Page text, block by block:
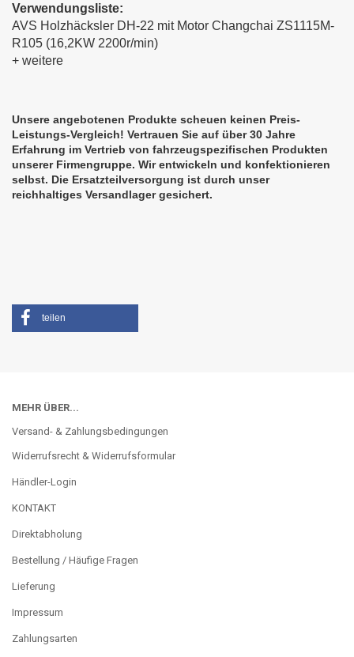
Verwendungsliste:
AVS Holzhäcksler DH-22 mit Motor Changchai ZS1115M-
R105 (16,2KW 2200r/min)
+ weitere
Unsere angebotenen Produkte scheuen keinen Preis-
Leistungs-Vergleich! Vertrauen Sie auf über 30 Jahre
Erfahrung im Vertrieb von fahrzeugspezifischen Produkten
unserer Firmengruppe. Wir entwickeln und konfektionieren
selbst. Die Ersatzteilversorgung ist durch unser
reichhaltiges Versandlager gesichert.
teilen
MEHR ÜBER...
Versand- & Zahlungsbedingungen
Widerrufsrecht & Widerrufsformular
Händler-Login
KONTAKT
Direktabholung
Bestellung / Häufige Fragen
Lieferung
Impressum
Zahlungsarten